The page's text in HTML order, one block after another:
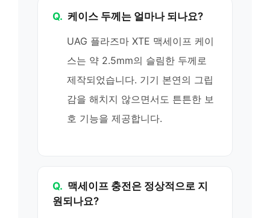
Q. 케이스 두께는 얼마나 되나요?
UAG 플라즈마 XTE 맥세이프 케이
스는 약 2.5mm의 슬림한 두께로
제작되었습니다. 기기 본연의 그립
감을 해치지 않으면서도 튼튼한 보
호 기능을 제공합니다.
Q. 맥세이프 충전은 정상적으로 지
원되나요?